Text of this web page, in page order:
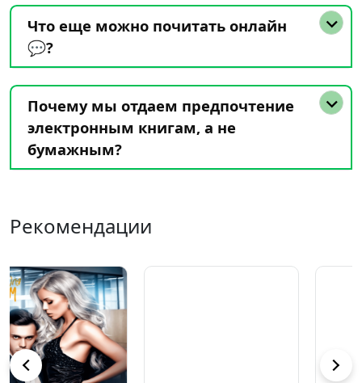
Что еще можно почитать онлайн
💬?
Почему мы отдаем предпочтение
электронным книгам, а не
бумажным?
Рекомендации